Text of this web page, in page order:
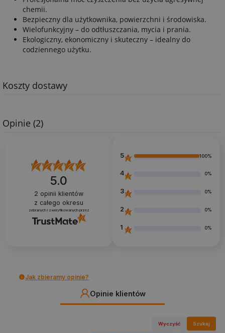
chemii.
Bezpieczny dla użytkownika, powierzchni i środowiska.
Wielofunkcyjny – do odtłuszczania, mycia i prania.
Ekologiczny, ekonomiczny i skuteczny – idealny do
codziennego użytku.
Koszty dostawy
Opinie (2)
5.0
2 opinii klientów
z całego okresu
zebranych i zweryfikowanych przez
5 100%
4 0%
3 0%
2 0%
1 0%
Jak zbieramy opinie?
Opinie klientów
Wyczyść Szukaj